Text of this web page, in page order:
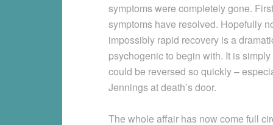
symptoms were completely gone.
symptoms have resolved. Hopefully
impossibly rapid recovery is a
psychogenic to begin with. It is
could be reversed so quickly –
Jennings at death’s door.
The whole affair has now come full